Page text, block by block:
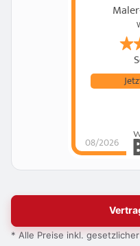
08/2026
* Alle Preise inkl.